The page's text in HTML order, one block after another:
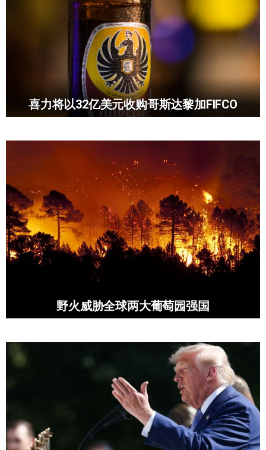
喜力将以32亿美元收购哥斯达黎加FIFCO
野火威胁全球两大葡萄园强国